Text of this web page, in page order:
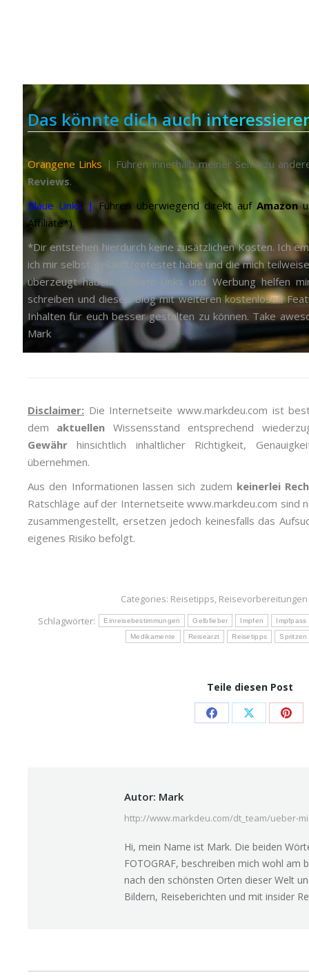
Das könnte dich auch
Orangene Links | Führen innerhalb meiner Seite zu
Reviews.
Blaue Links | Führen überwiegend direkt auf Amazon
Affiliate*).
*Dir entstehen hierdurch keine zusätzlichen Kosten. Ich
ich mir selbst gekauft/getestet habe und die mich
überzeugt haben. Affiliate-Links und Werbung helfen
schreiben und diesen Blog mit weiteren kostenlosen
Inhalten für euch besser gestalten zu können. Take
Mark
Disclaimer: Die Internetseite www.markdeu.com ist
dem aktuellen Wissensstand entsprechend
Gewähr hinsichtlich inhaltlicher Richtigkeit,
übernehmen.
Aus den Informationen lassen sich zudem keinerlei
Ratschläge auf der Internetseite www.markdeu.com sind
zusammengestellt, ersetzen jedoch keinesfalls das
eigenes Risiko befolgt.
Categories: Reisetipps, Reisevorbereitungen
Schlagwörter:
Einreisebestimmungen Gelbfieber Impfen Impfpass
Medikamente Reisearzt Reisetipps Spritzen
Teile diesen Post
Share Share
Autor: Mark
http://www.markdeu.com/dt_team/ueber-
Hi, mein Name ist Mark. Die beiden
FOTOGRAF, beschreiben mich wohl am
nach den schönsten Orten dieser Welt
Bildern, Reiseberichten und mit insider